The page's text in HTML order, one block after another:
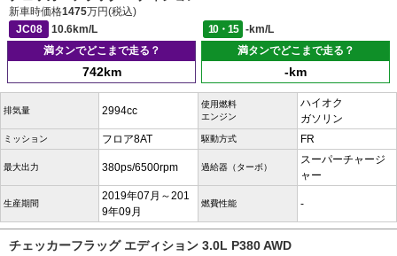
新車時価格1475万円(税込)
JC08
10.6km/L 10・15
-km/L
満タンでどこまで走る？
742km
満タンでどこまで走る？
-km
排気量 2994cc
使用燃料
エンジン
ハイオク
ガソリン
ミッション フロア8AT 駆動方式 FR
最大出力 380ps/6500rpm 過給器（ターボ）
スーパーチャージ
ャー
生産期間
2019年07月～201
9年09月
燃費性能 -
チェッカーフラッグ エディション 3.0L P380 AWD